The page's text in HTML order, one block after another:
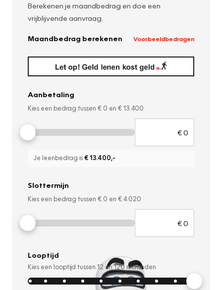
Berekenen je maandbedrag en doe een
vrijblijvende aanvraag.
Maandbedrag berekenen Voorbeeldbedragen
Aanbetaling
Kies een bedrag tussen € 0 en € 13.400
Je leenbedrag is€ 13.400,-
Slottermijn
Kies een bedrag tussen € 0 en € 4.020
Looptijd
Kies een looptijd tussen 12 en120 maanden